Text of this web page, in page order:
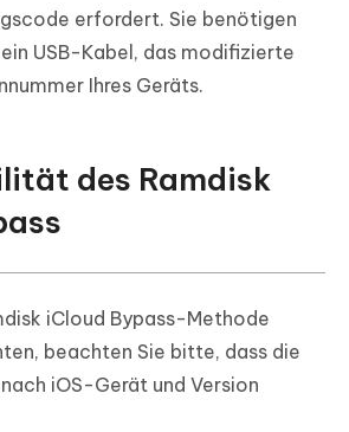
erfordert. Sie benötigen
USB-Kabel, das modifizierte
Ihres Geräts.
des Ramdisk
iCloud Bypass-Methode
beachten Sie bitte, dass die
iOS-Gerät und Version